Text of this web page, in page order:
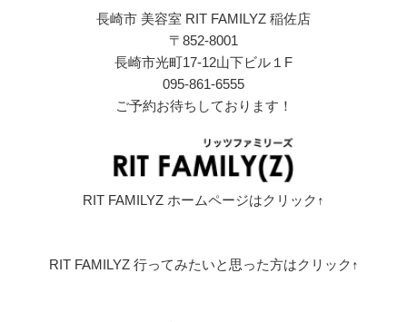
長崎市 美容室 RIT FAMILYZ 稲佐店
〒852-8001
長崎市光町17-12山下ビル１F
095-861-6555
ご予約お待ちしております！
RIT FAMILYZ ホームページはクリック↑
RIT FAMILYZ 行ってみたいと思った方はクリック↑